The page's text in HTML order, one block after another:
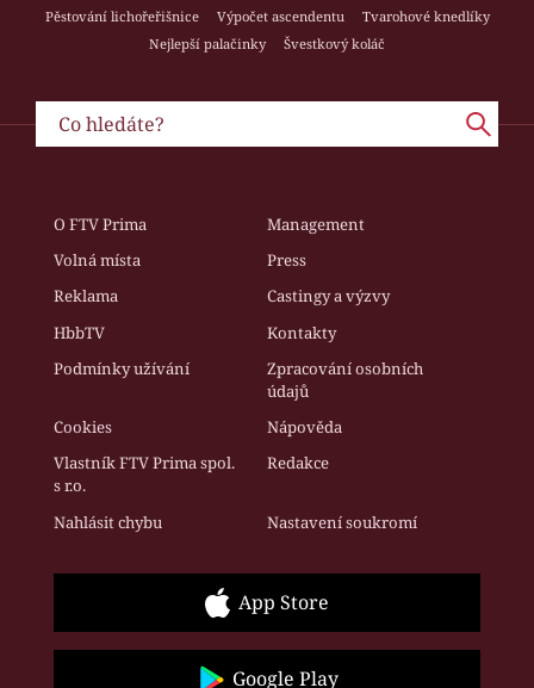
Pěstování lichořeřišnice
Výpočet ascendentu
Tvarohové knedlíky
Nejlepší palačinky
Švestkový koláč
O FTV Prima
Management
Volná místa
Press
Reklama
Castingy a výzvy
HbbTV
Kontakty
Podmínky užívání
Zpracování osobních
údajů
Cookies
Nápověda
Vlastník FTV Prima spol.
s r.o.
Redakce
Nahlásit chybu Nastavení soukromí
App Store
Google Play